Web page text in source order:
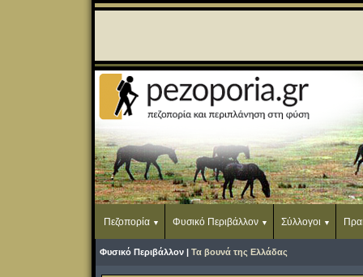
Πεζοπορία Φυσικό Περιβάλλον Σύλλογοι
Φυσικό Περιβάλλον | Τα βουνά της Ελλάδας